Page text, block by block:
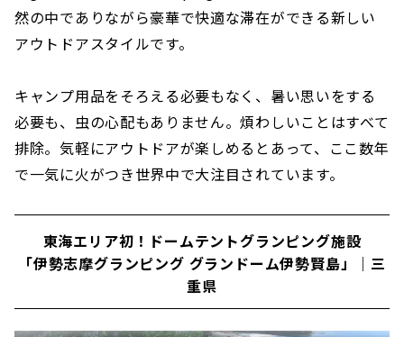
然の中でありながら豪華で快適な滞在ができる新しい
アウトドアスタイルです。
キャンプ用品をそろえる必要もなく、暑い思いをする
必要も、虫の心配もありません。煩わしいことはすべて
排除。気軽にアウトドアが楽しめるとあって、ここ数年
で一気に火がつき世界中で大注目されています。
東海エリア初！ドームテントグランピング施設
「伊勢志摩グランピング グランドーム伊勢賢島」｜三
重県